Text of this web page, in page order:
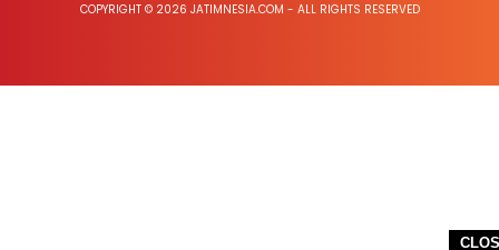
COPYRIGHT © 2026 JATIMNESIA.COM - ALL RIGHTS RESERVED